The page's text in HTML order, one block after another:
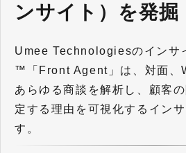
ンサイト）を発掘
Umee Technologiesのインサ
™「Front Agent」は、対面、
あらゆる商談を解析し、顧客
定する理由を可視化するイン
す。